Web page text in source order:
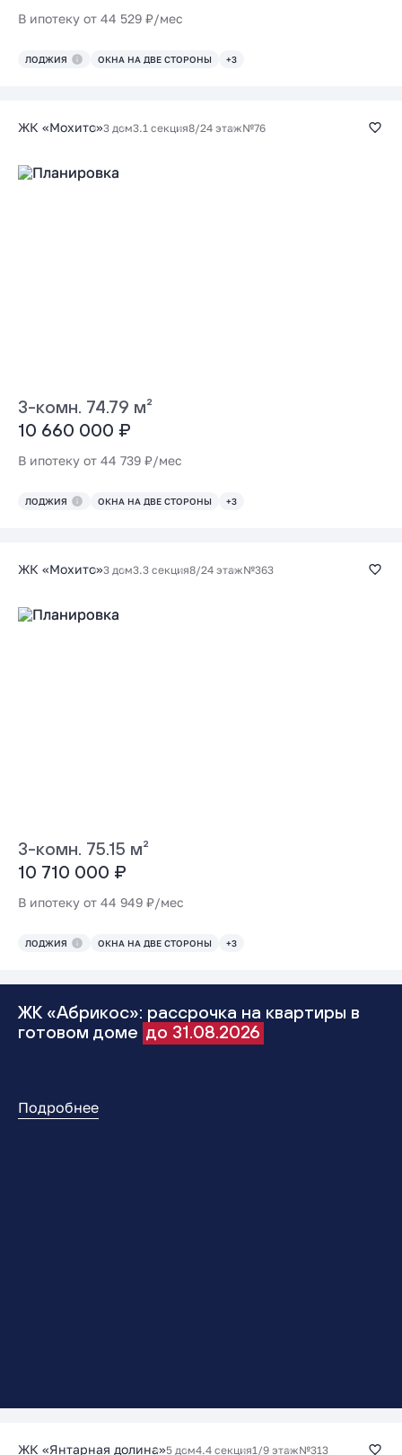
В ипотеку от 44 529 ₽/мес
ЛОДЖИЯ ОКНА НА ДВЕ СТОРОНЫ +3
ЖК «Мохито»3 дом3.1 секция8/24 этаж№76
3-комн. 74.79 м²
10 660 000 ₽
В ипотеку от 44 739 ₽/мес
ЛОДЖИЯ ОКНА НА ДВЕ СТОРОНЫ +3
ЖК «Мохито»3 дом3.3 секция8/24 этаж№363
3-комн. 75.15 м²
10 710 000 ₽
В ипотеку от 44 949 ₽/мес
ЛОДЖИЯ ОКНА НА ДВЕ СТОРОНЫ +3
ЖК «Абрикос»: рассрочка на квартиры в
готовом доме до 31.08.2026
Подробнее
ЖК «Янтарная долина»5 дом4.4 секция1/9 этаж№313